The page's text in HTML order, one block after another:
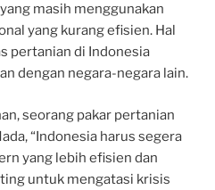
masih menggunakan
yang kurang efisien. Hal
pertanian di Indonesia
dengan negara-negara lain.
seorang pakar pertanian
“Indonesia harus segera
yang lebih efisien dan
untuk mengatasi krisis